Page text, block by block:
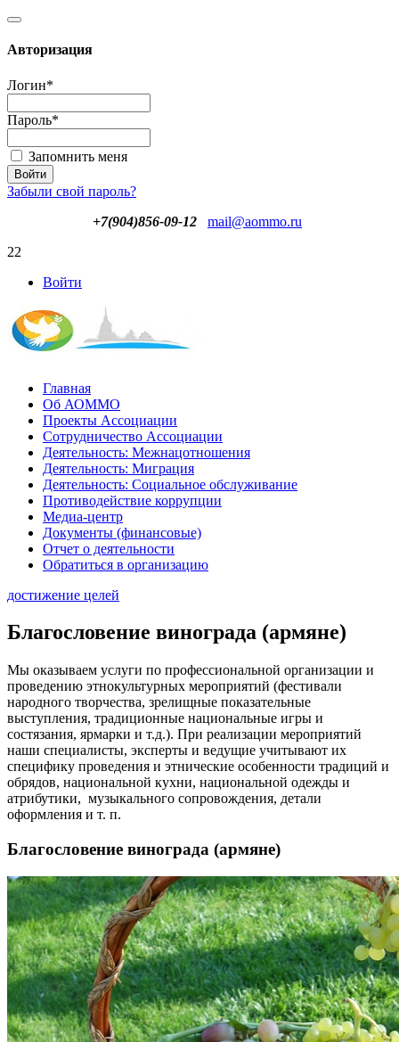
Авторизация
Логин*
Пароль*
Запомнить меня
Забыли свой пароль?
+7(904)856-09-12
mail@aommo.ru
22
Войти
Главная
Об АОММО
Проекты Ассоциации
Сотрудничество Ассоциации
Деятельность: Межнацотношения
Деятельность: Миграция
Деятельность: Социальное обслуживание
Противодействие коррупции
Медиа-центр
Документы (финансовые)
Отчет о деятельности
Обратиться в организацию
достижение целей
Благословение винограда (армяне)
Мы оказываем услуги по профессиональной организации и
проведению этнокультурных мероприятий (фестивали
народного творчества, зрелищные показательные
выступления, традиционные национальные игры и
состязания, ярмарки и т.д.). При реализации мероприятий
наши специалисты, эксперты и ведущие учитывают их
специфику проведения и этнические особенности традиций и
обрядов, национальной кухни, национальной одежды и
атрибутики, музыкального сопровождения, детали
оформления и т. п.
Благословение винограда (армяне)